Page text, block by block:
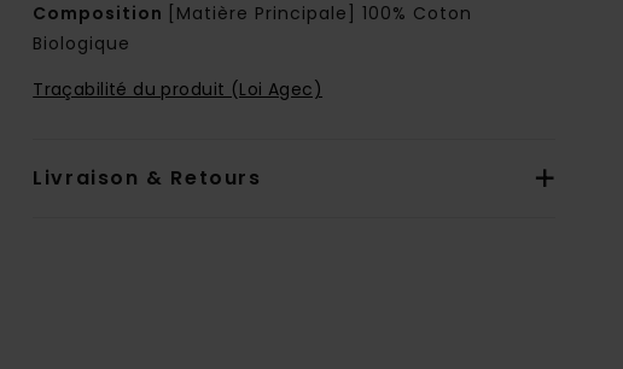
Composition
[Matière Principale] 100% Coton
Biologique
Traçabilité du produit (Loi Agec)
Livraison & Retours